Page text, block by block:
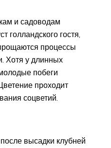
и садоводам
голландского гостя,
процессы
Хотя у длинных
побеги
проходит
соцветий.
высадки клубней